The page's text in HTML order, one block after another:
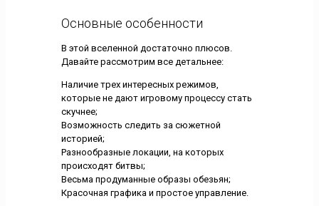
Основные особенности
В этой вселенной достаточно плюсов.
Давайте рассмотрим все детальнее:
Наличие трех интересных режимов,
которые не дают игровому процессу стать
скучнее;
Возможность следить за сюжетной
историей;
Разнообразные локации, на которых
происходят битвы;
Весьма продуманные образы обезьян;
Красочная графика и простое управление.